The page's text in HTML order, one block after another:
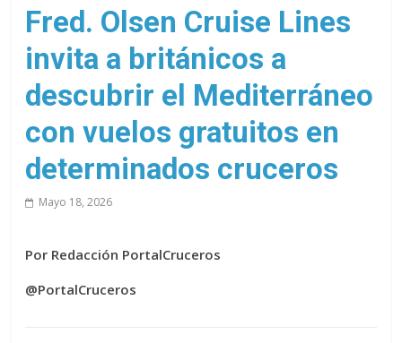
de
cruceros
en
un
solo
Fred. Olsen Cruise Lines
invita a británicos a
descubrir el Mediterráneo
con vuelos gratuitos en
determinados cruceros
Mayo 18, 2026
Por Redacción PortalCruceros
@PortalCruceros